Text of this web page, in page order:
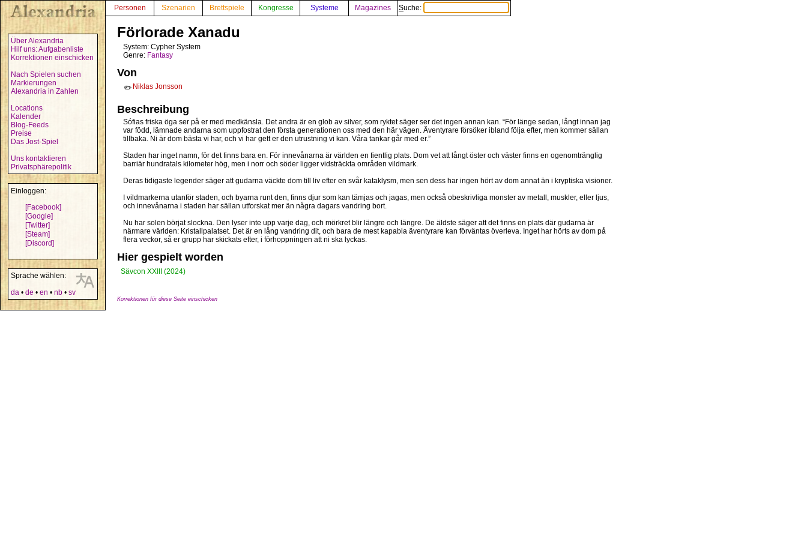
Über Alexandria
Hilf uns: Aufgabenliste
Korrektionen einschicken
Nach Spielen suchen
Markierungen
Alexandria in Zahlen
Locations
Kalender
Blog-Feeds
Preise
Das Jost-Spiel
Uns kontaktieren
Privatsphärepolitik
Einloggen:
[Facebook]
[Google]
[Twitter]
[Steam]
[Discord]
Sprache wählen:
da • de • en • nb • sv
Personen Szenarien Brettspiele Kongresse Systeme Magazines Suche:
Förlorade Xanadu
System: Cypher System
Genre: Fantasy
Von
✏️ Niklas Jonsson
Beschreibung
Sófias friska öga ser på er med medkänsla. Det andra är en glob av silver, som ryktet säger ser det ingen annan kan. “För länge sedan, långt innan jag
var född, lämnade andarna som uppfostrat den första generationen oss med den här vägen. Äventyrare försöker ibland följa efter, men kommer sällan
tillbaka. Ni är dom bästa vi har, och vi har gett er den utrustning vi kan. Våra tankar går med er.”
Staden har inget namn, för det finns bara en. För innevånarna är världen en fientlig plats. Dom vet att långt öster och väster finns en ogenomtränglig
barriär hundratals kilometer hög, men i norr och söder ligger vidsträckta områden vildmark.
Deras tidigaste legender säger att gudarna väckte dom till liv efter en svår kataklysm, men sen dess har ingen hört av dom annat än i kryptiska visioner.
I vildmarkerna utanför staden, och byarna runt den, finns djur som kan tämjas och jagas, men också obeskrivliga monster av metall, muskler, eller ljus,
och innevånarna i staden har sällan utforskat mer än några dagars vandring bort.
Nu har solen börjat slockna. Den lyser inte upp varje dag, och mörkret blir längre och längre. De äldste säger att det finns en plats där gudarna är
närmare världen: Kristallpalatset. Det är en lång vandring dit, och bara de mest kapabla äventyrare kan förväntas överleva. Inget har hörts av dom på
flera veckor, så er grupp har skickats efter, i förhoppningen att ni ska lyckas.
Hier gespielt worden
Sävcon XXIII (2024)
Korrektionen für diese Seite einschicken